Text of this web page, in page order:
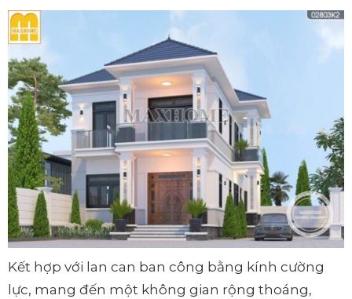
Kết hợp với lan can ban công bằng kính cường
lực, mang đến một không gian rộng thoáng,